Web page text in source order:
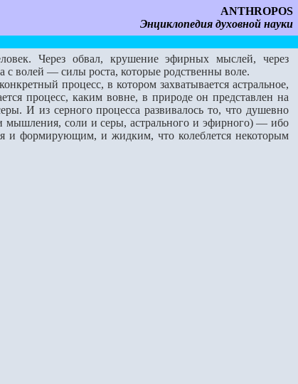
ANTHROPOS
Энциклопедия духовной науки
Через обвал, крушение эфирных мыслей, через
с волей — силы роста, которые родственны воле.
процесс, в котором захватывается астральное,
процесс, каким вовне, в природе он представлен на
И из серного процесса развива­лось то, что душевно
мышления, соли и серы, астрального и эфирного) — ибо
и формирующим, и жидким, что колеблется некоторым